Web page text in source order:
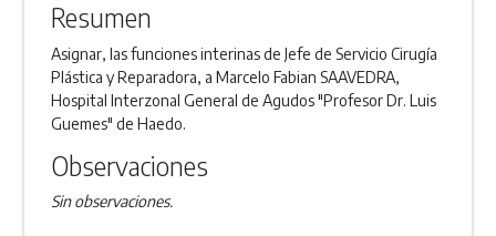
Resumen
Asignar, las funciones interinas de Jefe de Servicio Cirugía
Plástica y Reparadora, a Marcelo Fabian SAAVEDRA,
Hospital Interzonal General de Agudos "Profesor Dr. Luis
Guemes" de Haedo.
Observaciones
Sin observaciones.